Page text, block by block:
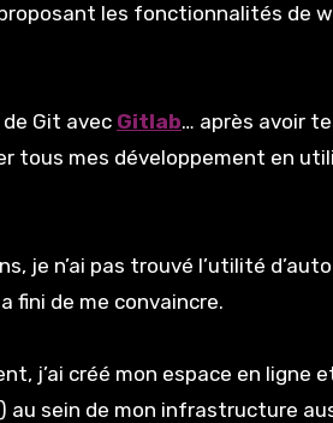
les fonctionnalités de
Git avec Gitlab… après avoir
tous mes développement en
je n’ai pas trouvé l’utilité
a fini de me convaincre.
j’ai créé mon espace en ligne
sein de mon infrastructure